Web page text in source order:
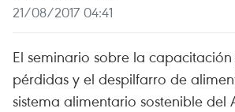
21/08/2017 04:41
El seminario sobre la
pérdidas y el despilfarro de
sistema alimentario sostenible del